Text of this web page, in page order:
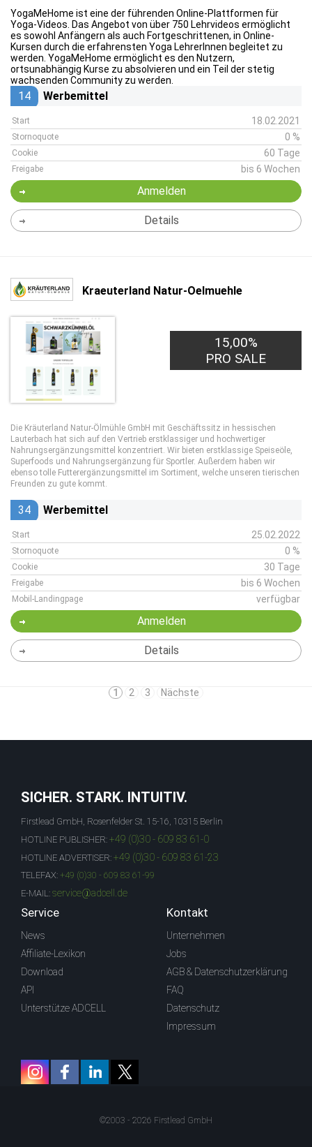
YogaMeHome ist eine der führenden Online-Plattformen für
Yoga-Videos. Das Angebot von über 750 Lehrvideos ermöglicht
es sowohl Anfängern als auch Fortgeschrittenen, in Online-
Kursen durch die erfahrensten Yoga LehrerInnen begleitet zu
werden. YogaMeHome ermöglicht es den Nutzern,
ortsunabhängig Kurse zu absolvieren und ein Teil der stetig
wachsenden Community zu werden.
14 Werbemittel
Start 18.02.2021
Stornoquote 0 %
Cookie 60 Tage
Freigabe bis 6 Wochen
Anmelden
Details
Kraeuterland Natur-Oelmuehle
15,00%
PRO SALE
Die Kräuterland Natur-Ölmühle GmbH mit Geschäftssitz in hessischen
Lauterbach hat sich auf den Vertrieb erstklassiger und hochwertiger
Nahrungsergänzungsmittel konzentriert. Wir bieten erstklassige Speiseöle,
Superfoods und Nahrungsergänzung für Sportler. Außerdem haben wir
ebenso tolle Futterergänzungsmittel im Sortiment, welche unseren tierischen
Freunden zu gute kommt.
34 Werbemittel
Start 25.02.2022
Stornoquote 0 %
Cookie 30 Tage
Freigabe bis 6 Wochen
Mobil-Landingpage verfügbar
Anmelden
Details
1 2 3 Nächste
SICHER. STARK. INTUITIV.
Firstlead GmbH, Rosenfelder St. 15-16, 10315 Berlin
HOTLINE PUBLISHER: +49 (0)30 - 609 83 61-0
HOTLINE ADVERTISER: +49 (0)30 - 609 83 61-23
TELEFAX: +49 (0)30 - 609 83 61-99
E-MAIL: service@adcell.de
Service
News
Affiliate-Lexikon
Download
API
Unterstütze ADCELL
Kontakt
Unternehmen
Jobs
AGB & Datenschutzerklärung
FAQ
Datenschutz
Impressum
©2003 - 2026 Firstlead GmbH